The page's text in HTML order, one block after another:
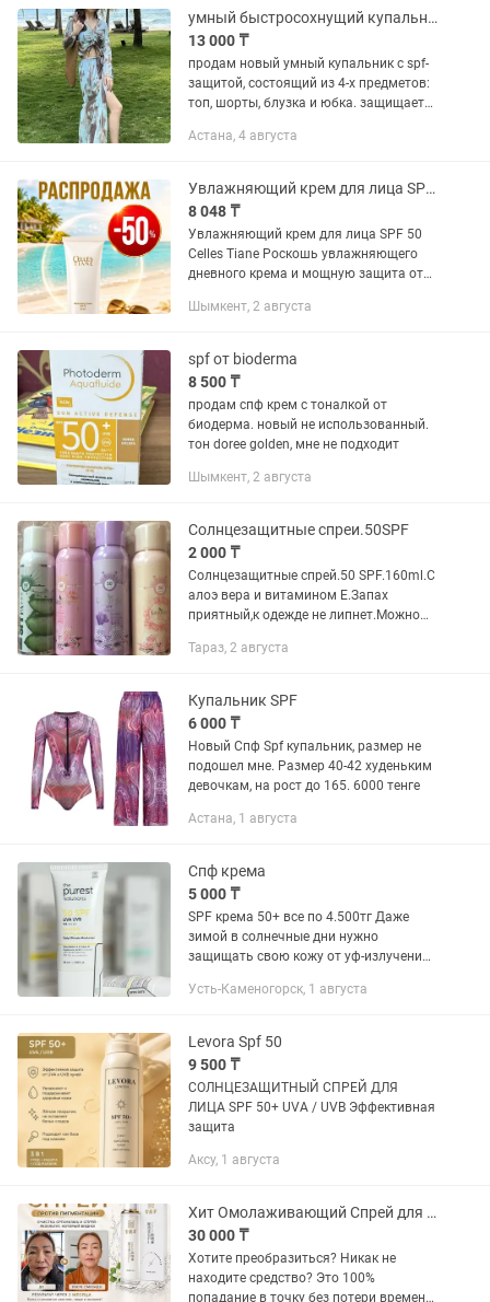
умный быстросохнущий купальник
13 000 ₸
продам новый умный купальник с spf-
защитой, состоящий из 4-х предметов:
топ, шорты, блузка и юбка. защищает
размер 52-54. цена 13000 тенге
Астана, 4 августа
Увлажняющий крем для лица SPF 50 Celles Tiane
8 048 ₸
Увлажняющий крем для лица SPF 50
Celles Tiane Роскошь увлажняющего
дневного крема и мощную защита от
ежедневного ухода за кожей лица с
Шымкент, 2 августа
spf от bioderma
8 500 ₸
продам спф крем с тоналкой от
биодерма. новый не использованный.
тон doree golden, мне не подходит
Шымкент, 2 августа
Солнцезащитные спреи.50SPF
2 000 ₸
Солнцезащитные спрей.50 SPF.160ml.С
алоэ вера и витамином Е.Запах
приятный,к одежде не липнет.Можно
3 лет.
Тараз, 2 августа
Купальник SPF
6 000 ₸
Новый Спф Spf купальник, размер не
подошел мне. Размер 40-42 худеньким
девочкам, на рост до 165. 6000 тенге
Астана, 1 августа
Спф крема
5 000 ₸
SPF крема 50+ все по 4.500тг Даже
зимой в солнечные дни нужно
защищать свою кожу от уф-излучения
можете делать это безопасно и
Усть-Каменогорск, 1 августа
Levora Spf 50
9 500 ₸
СОЛНЦЕЗАЩИТНЫЙ СПРЕЙ ДЛЯ
ЛИЦА SPF 50+ UVA / UVB Эффективная
защита
Аксу, 1 августа
Хит Омолаживающий Спрей для лица с коллагеном
30 000 ₸
Хотите преобразиться? Никак не
находите средство? Это 100%
попадание в точку без потери времени